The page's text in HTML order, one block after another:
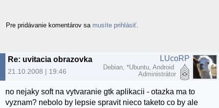
Pre pridávanie komentárov sa musíte prihlásiť
Re: uvitacia obrazovka
21.10.2008 | 19:46
LUcoRP
Debian, *Ubuntu, Android
Administrátor
no nejaky soft na vytvaranie gtk aplikacii - otazka ma to
vyznam? nebolo by lepsie spravit nieco taketo co by ale